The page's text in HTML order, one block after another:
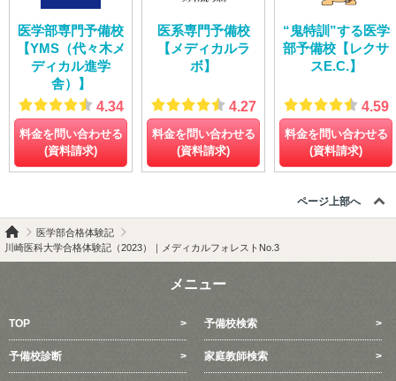
医学部専門予備校
【YMS（代々木メ
ディカル進学
舎）】
4.34
料金を問い合わせる
(資料請求)
医系専門予備校
【メディカルラ
ボ】
4.27
料金を問い合わせる
(資料請求)
“鬼特訓”する医学
部予備校【レクサ
スE.C.】
4.59
料金を問い合わせる
(資料請求)
ページ上部へ
医学部合格体験記
川崎医科大学合格体験記（2023）｜メディカルフォレストNo.3
メニュー
TOP 予備校検索
予備校診断 家庭教師検索